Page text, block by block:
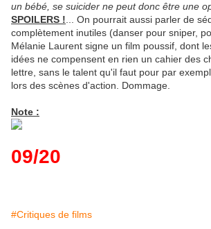
un bébé, se suicider ne peut donc être une
SPOILERS ! ... On pourrait aussi parler de
complètement inutiles (danser pour sniper,
Mélanie Laurent signe un film poussif, dont
idées ne compensent en rien un cahier des
lettre, sans le talent qu'il faut pour par
lors des scènes d'action. Dommage.
Note :
09/20
#Critiques de films